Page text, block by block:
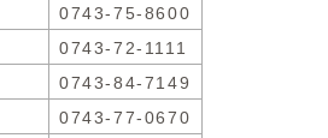
0743-75-8600
0743-72-1111
0743-84-7149
0743-77-0670